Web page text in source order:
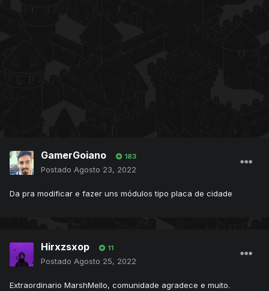
GamerGoiano 183
Postado Agosto 23, 2022
Da pra modificar e fazer uns módulos tipo placa de cidade
Hirxzsxop 11
Postado Agosto 25, 2022
Extraordinario MarshMello, comunidade agradece e muito.